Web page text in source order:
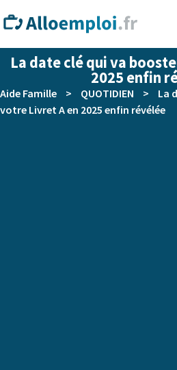
La date clé qui va
2025 enfin
Aide Famille > QUOTIDIEN >
La
votre Livret A en 2025 enfin révélée